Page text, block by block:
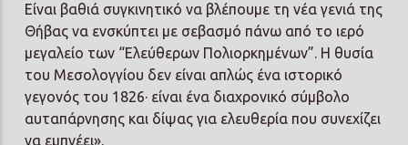
Είναι βαθιά συγκινητικό να βλέπουμε τη νέα γενιά της
Θήβας να ενσκύπτει με σεβασμό πάνω από το ιερό
μεγαλείο των “Ελεύθερων Πολιορκημένων”. Η θυσία
του Μεσολογγίου δεν είναι απλώς ένα ιστορικό
γεγονός του 1826· είναι ένα διαχρονικό σύμβολο
αυταπάρνησης και δίψας για ελευθερία που συνεχίζει
να εμπνέει».